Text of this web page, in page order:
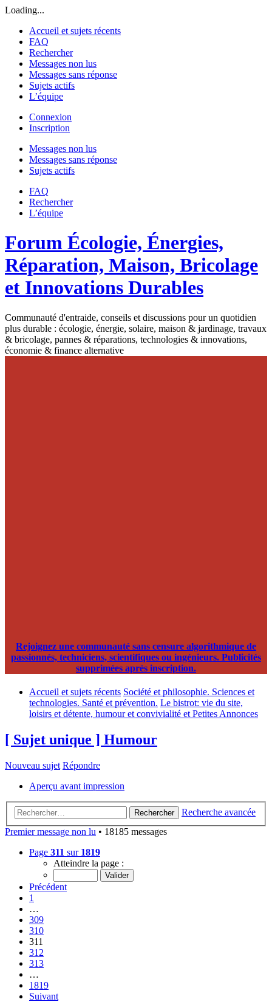
Loading...
Accueil et sujets récents
FAQ
Rechercher
Messages non lus
Messages sans réponse
Sujets actifs
L’équipe
Connexion
Inscription
Messages non lus
Messages sans réponse
Sujets actifs
FAQ
Rechercher
L’équipe
Forum Écologie, Énergies,
Réparation, Maison, Bricolage
et Innovations Durables
Communauté d'entraide, conseils et discussions pour un quotidien
plus durable : écologie, énergie, solaire, maison & jardinage, travaux
& bricolage, pannes & réparations, technologies & innovations,
économie & finance alternative
Rejoignez une communauté sans censure algorithmique de
passionnés, techniciens, scientifiques ou ingénieurs. Publicités
supprimées après inscription.
Accueil et sujets récents Société et philosophie. Sciences et
technologies. Santé et prévention. Le bistrot: vie du site,
loisirs et détente, humour et convivialité et Petites Annonces
[ Sujet unique ] Humour
Nouveau sujet Répondre
Aperçu avant impression
Rechercher
Recherche avancée
Premier message non lu • 18185 messages
Page 311 sur 1819
Atteindre la page :
Précédent
1
…
309
310
311
312
313
…
1819
Suivant